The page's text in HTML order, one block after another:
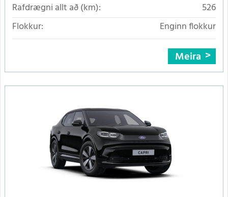
Rafdrægni allt að (km):
526
Flokkur:
Enginn flokkur
Meira